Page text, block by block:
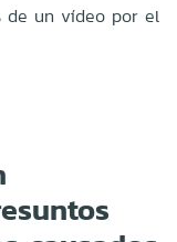
de un vídeo por el